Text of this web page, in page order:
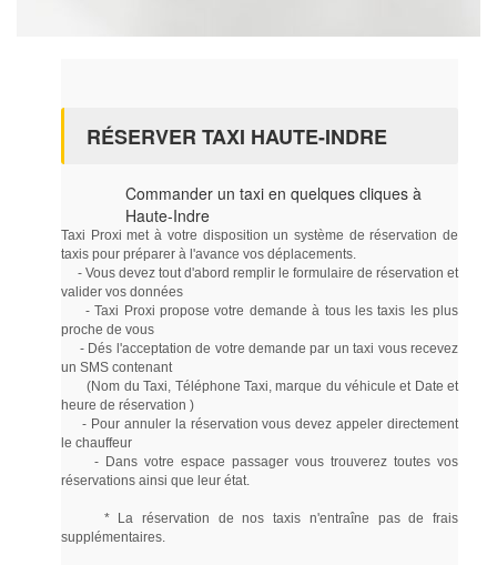
RÉSERVER TAXI HAUTE-INDRE
Commander un taxi en quelques cliques à
Haute-Indre
Taxi Proxi met à votre disposition un système de réservation de
taxis pour préparer à l'avance vos déplacements.
- Vous devez tout d'abord remplir le formulaire de réservation et
valider vos données
- Taxi Proxi propose votre demande à tous les taxis les plus
proche de vous
- Dés l'acceptation de votre demande par un taxi vous recevez
un SMS contenant
(Nom du Taxi, Téléphone Taxi, marque du véhicule et Date et
heure de réservation )
- Pour annuler la réservation vous devez appeler directement
le chauffeur
- Dans votre espace passager vous trouverez toutes vos
réservations ainsi que leur état.
* La réservation de nos taxis n'entraîne pas de frais
supplémentaires.